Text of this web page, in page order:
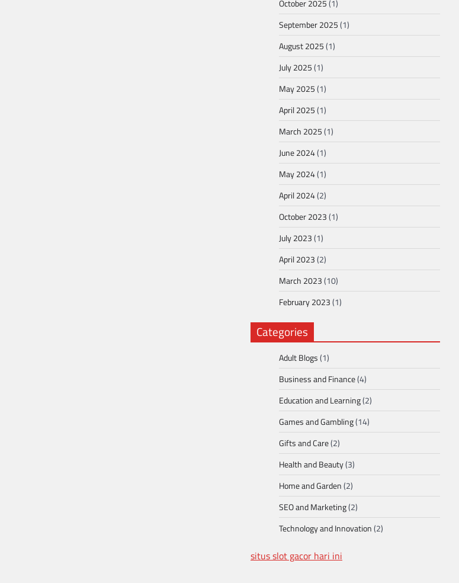
October 2025(1)
September 2025(1)
August 2025(1)
July 2025(1)
May 2025(1)
April 2025(1)
March 2025(1)
June 2024(1)
May 2024(1)
April 2024(2)
October 2023(1)
July 2023(1)
April 2023(2)
March 2023(10)
February 2023(1)
Categories
Adult Blogs(1)
Business and Finance(4)
Education and Learning(2)
Games and Gambling(14)
Gifts and Care(2)
Health and Beauty(3)
Home and Garden(2)
SEO and Marketing(2)
Technology and Innovation(2)
situs slot gacor hari ini